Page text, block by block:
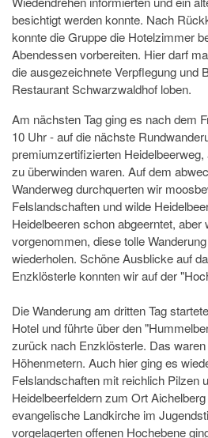
besichtigt werden konnte. Nach
konnte die Gruppe die Hotelzimmer
Abendessen vorbereiten. Hier darf
die ausgezeichnete Verpflegung und
Restaurant Schwarzwaldhof loben.
Am nächsten Tag ging es nach dem
10 Uhr - auf die nächste
premiumzertifizierten
zu überwinden waren. Auf dem
Wanderweg durchquerten wir
Felslandschaften und wilde
Heidelbeeren schon abgeerntet, aber
vorgenommen, diese tolle
wiederholen. Schöne Ausblicke auf
Enzklösterle konnten wir auf der
Die Wanderung am dritten Tag
Hotel und führte über den
zurück nach Enzklösterle. Das
Höhenmetern. Auch hier ging es
Felslandschaften mit reichlich Pilzen
Heidelbeerfeldern zum Ort
evangelische Landkirche im
vorgelagerten offenen Hochebene